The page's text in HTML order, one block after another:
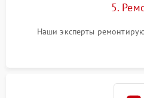
5.
Наши эксперты